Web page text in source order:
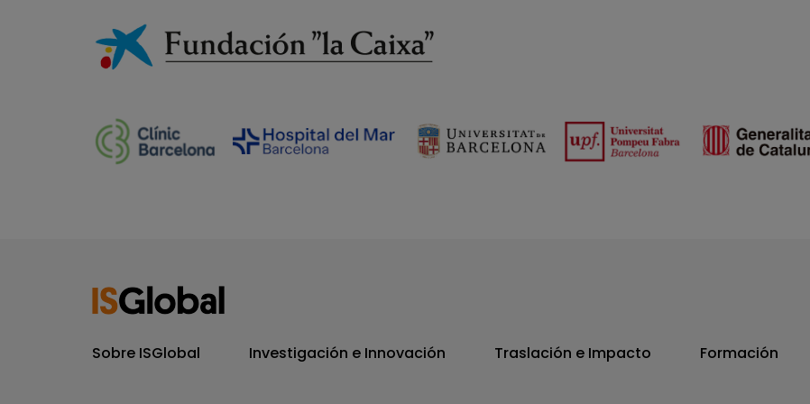
Sobre ISGlobal Investigación e Innovación Traslación e Impacto Formación